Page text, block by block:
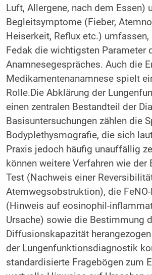
Luft, Allergene, nach dem Essen)
Begleitsymptome (Fieber,
Heiserkeit, Reflux etc.)
Fedak die wichtigsten Parameter
Anamnesegespräches. Auch die
Medikamentenanamnese spielt
Rolle.Die Abklärung der
einen zentralen Bestandteil der
Basisuntersuchungen zählen die
Bodyplethysmografie, die sich
Praxis jedoch häufig unauffällig
können weitere Verfahren wie der
Test (Nachweis einer
Atemwegsobstruktion), die
(Hinweis auf eosinophil-
Ursache) sowie die Bestimmung
Diffusionskapazität
der Lungenfunktionsdiagnostik
standardisierte Fragebögen zum